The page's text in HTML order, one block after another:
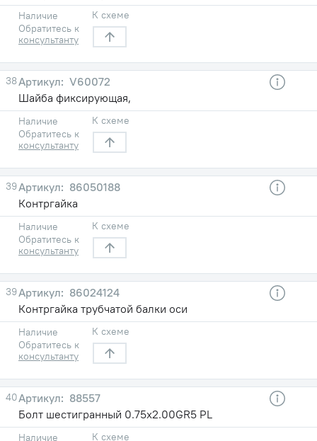
Наличие
Обратитесь к
консультанту
К схеме
38
V60072
Шайба фиксирующая,
Наличие
Обратитесь к
консультанту
К схеме
39
86050188
Контргайка
Наличие
Обратитесь к
консультанту
К схеме
39
86024124
Контргайка трубчатой балки оси
Наличие
Обратитесь к
консультанту
К схеме
40
88557
Болт шестигранный 0.75х2.00GR5 PL
Наличие К схеме